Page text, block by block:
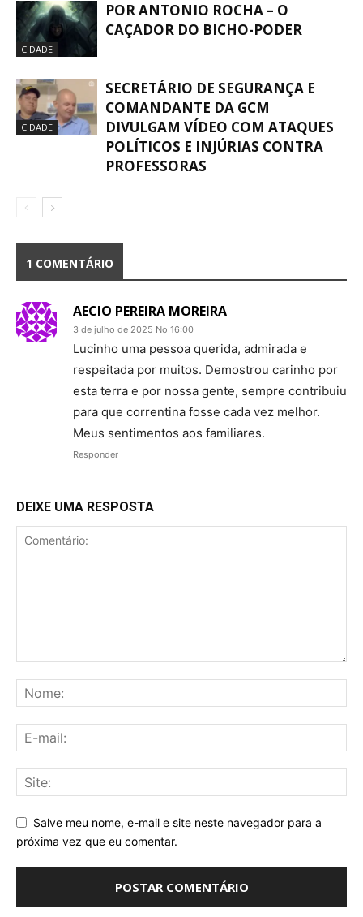
CIDADE
POR ANTONIO ROCHA – O
CAÇADOR DO BICHO-PODER
CIDADE
SECRETÁRIO DE SEGURANÇA E
COMANDANTE DA GCM
DIVULGAM VÍDEO COM ATAQUES
POLÍTICOS E INJÚRIAS CONTRA
PROFESSORAS
1 COMENTÁRIO
AECIO PEREIRA MOREIRA
3 de julho de 2025 No 16:00
Lucinho uma pessoa querida, admirada e
respeitada por muitos. Demostrou carinho por
esta terra e por nossa gente, sempre contribuiu
para que correntina fosse cada vez melhor.
Meus sentimentos aos familiares.
Responder
DEIXE UMA RESPOSTA
Salve meu nome, e-mail e site neste navegador para a
próxima vez que eu comentar.